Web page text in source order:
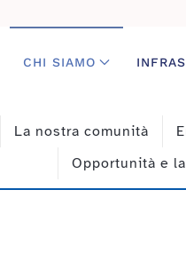
CHI SIAMO
La nostra comunità
Opportunità e